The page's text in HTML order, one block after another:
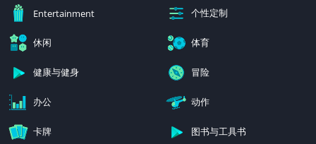
Entertainment 个性定制
休闲 体育
健康与健身 冒险
办公 动作
卡牌 图书与工具书